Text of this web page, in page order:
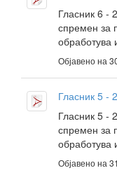
Гласник 6 -
спремен за
обработува
Објавено на
Гласник 5 -
Гласник 5 -
спремен за
обработува
Објавено на